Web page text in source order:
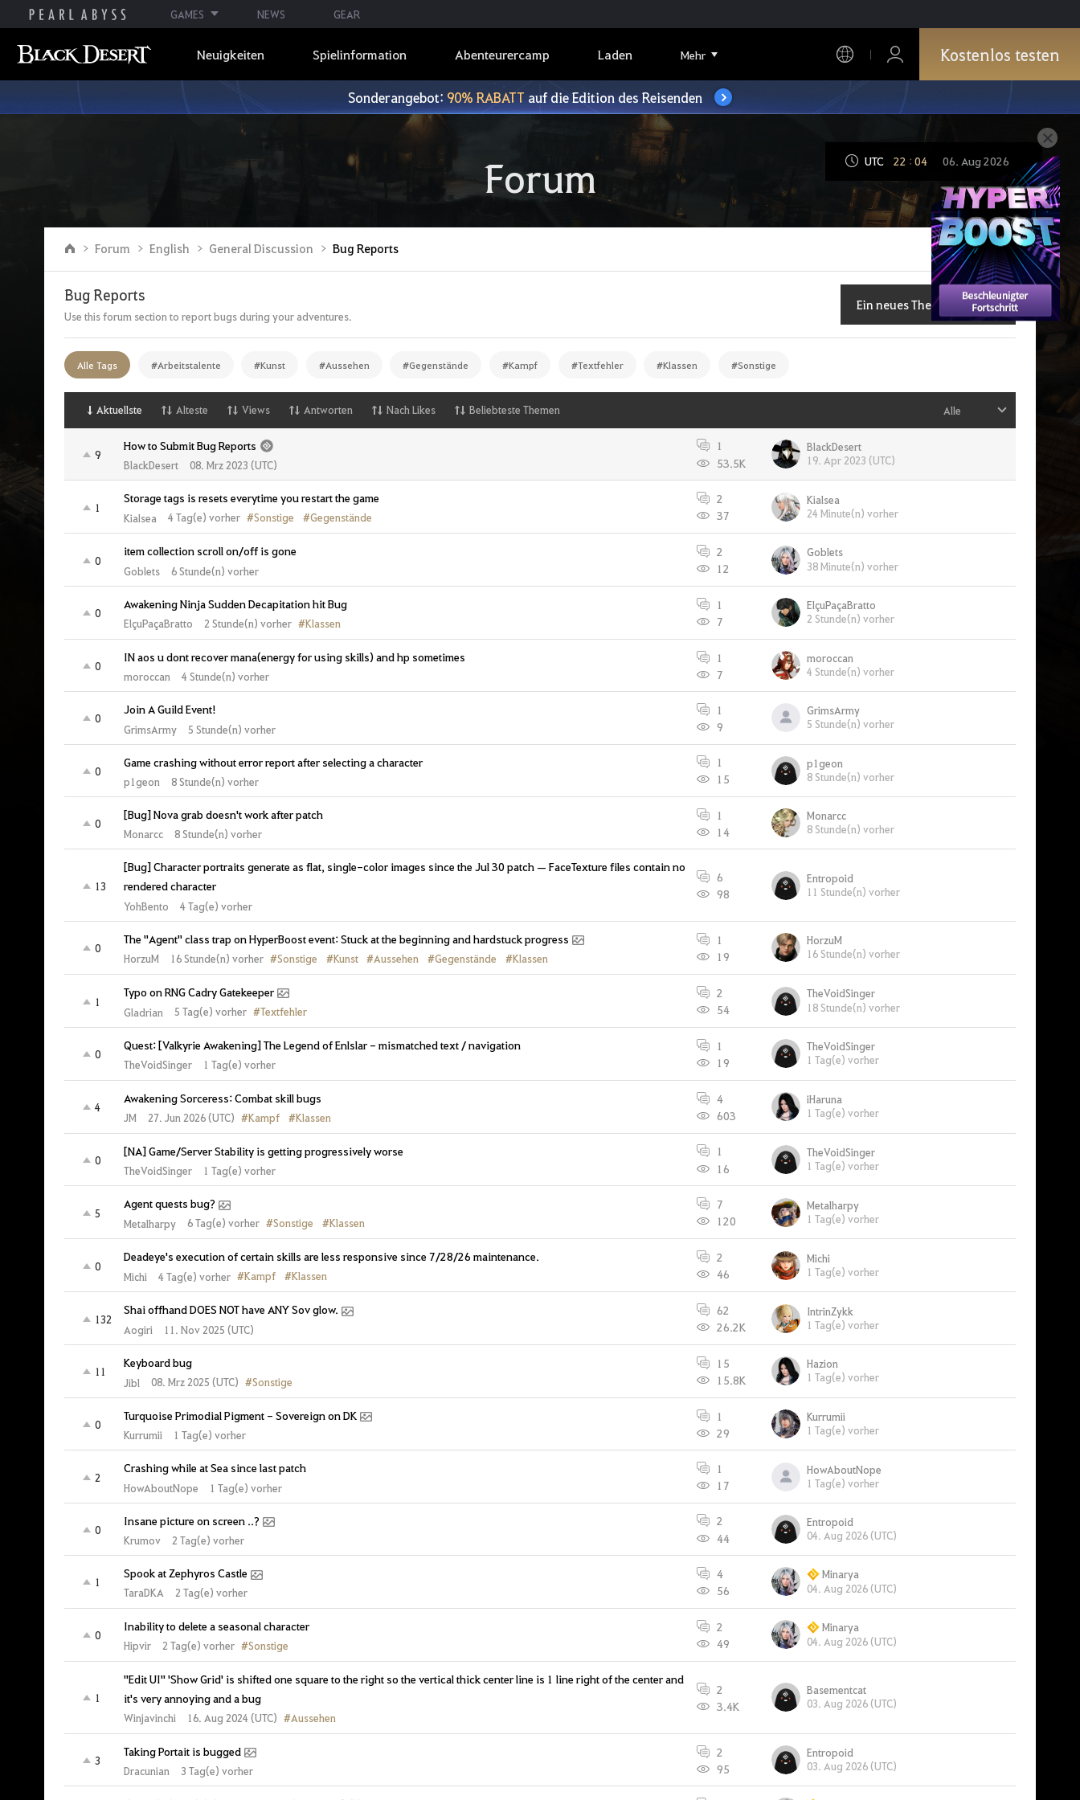
GAMES NEWS GEAR
Neuigkeiten Spielinformation Abenteurercamp Laden Mehr Kostenlos testen
Sonderangebot:90% RABATTauf die Edition des Reisenden
Forum UTC 22 : 04 06. Aug 2026
Z
r
a
p
e
i
e
Forum English General Discussion Bug Reports
Bug Reports
Use this forum section to report bugs during your adventures.
Ein neues Thema eröffnen
Alle Tags #Arbeitstalente #Kunst #Aussehen #Gegenstände #Kampf #Textfehler #Klassen #Sonstige
Aktuellste Alteste Views Antworten Nach Likes Beliebteste Themen Alle
9
How to Submit Bug Reports
BlackDesert 08. Mrz 2023 (UTC)
1
53.5K
BlackDesert
19. Apr 2023 (UTC)
1
Storage tags is resets everytime you restart the game
Kialsea 4 Tag(e) vorher #Sonstige #Gegenstände
2
37
Kialsea
24 Minute(n) vorher
0
item collection scroll on/off is gone
Goblets 6 Stunde(n) vorher
2
12
Goblets
38 Minute(n) vorher
0
Awakening Ninja Sudden Decapitation hit Bug
ElçuPaçaBratto 2 Stunde(n) vorher #Klassen
1
7
ElçuPaçaBratto
2 Stunde(n) vorher
0
IN aos u dont recover mana(energy for using skills) and hp sometimes
moroccan 4 Stunde(n) vorher
1
7
moroccan
4 Stunde(n) vorher
0
Join A Guild Event!
GrimsArmy 5 Stunde(n) vorher
1
9
GrimsArmy
5 Stunde(n) vorher
0
Game crashing without error report after selecting a character
p1geon 8 Stunde(n) vorher
1
15
p1geon
8 Stunde(n) vorher
0
[Bug] Nova grab doesn't work after patch
Monarcc 8 Stunde(n) vorher
1
14
Monarcc
8 Stunde(n) vorher
13
[Bug] Character portraits generate as flat, single-color images since the Jul 30 patch — FaceTexture files contain no
rendered character
YohBento 4 Tag(e) vorher
6
98
Entropoid
11 Stunde(n) vorher
0
The "Agent" class trap on HyperBoost event: Stuck at the beginning and hardstuck progress
HorzuM 16 Stunde(n) vorher #Sonstige #Kunst #Aussehen #Gegenstände #Klassen
1
19
HorzuM
16 Stunde(n) vorher
1
Typo on RNG Cadry Gatekeeper
Gladrian 5 Tag(e) vorher #Textfehler
2
54
TheVoidSinger
18 Stunde(n) vorher
0
Quest: [Valkyrie Awakening] The Legend of Enlslar - mismatched text / navigation
TheVoidSinger 1 Tag(e) vorher
1
19
TheVoidSinger
1 Tag(e) vorher
4
Awakening Sorceress: Combat skill bugs
JM 27. Jun 2026 (UTC) #Kampf #Klassen
4
603
iHaruna
1 Tag(e) vorher
0
[NA] Game/Server Stability is getting progressively worse
TheVoidSinger 1 Tag(e) vorher
1
16
TheVoidSinger
1 Tag(e) vorher
5
Agent quests bug?
Metalharpy 6 Tag(e) vorher #Sonstige #Klassen
7
120
Metalharpy
1 Tag(e) vorher
0
Deadeye's execution of certain skills are less responsive since 7/28/26 maintenance.
Michi 4 Tag(e) vorher #Kampf #Klassen
2
46
Michi
1 Tag(e) vorher
132
Shai offhand DOES NOT have ANY Sov glow.
Aogiri 11. Nov 2025 (UTC)
62
26.2K
IntrinZykk
1 Tag(e) vorher
11
Keyboard bug
Jibl 08. Mrz 2025 (UTC) #Sonstige
15
15.8K
Hazion
1 Tag(e) vorher
0
Turquoise Primodial Pigment - Sovereign on DK
Kurrumii 1 Tag(e) vorher
1
29
Kurrumii
1 Tag(e) vorher
2
Crashing while at Sea since last patch
HowAboutNope 1 Tag(e) vorher
1
17
HowAboutNope
1 Tag(e) vorher
0
Insane picture on screen ..?
Krumov 2 Tag(e) vorher
2
44
Entropoid
04. Aug 2026 (UTC)
1
Spook at Zephyros Castle
TaraDKA 2 Tag(e) vorher
4
56
Minarya
04. Aug 2026 (UTC)
0
Inability to delete a seasonal character
Hipvir 2 Tag(e) vorher #Sonstige
2
49
Minarya
04. Aug 2026 (UTC)
1
"Edit UI" 'Show Grid' is shifted one square to the right so the vertical thick center line is 1 line right of the center and
it's very annoying and a bug
Winjavinchi 16. Aug 2024 (UTC) #Aussehen
2
3.4K
Basementcat
03. Aug 2026 (UTC)
3
Taking Portait is bugged
Dracunian 3 Tag(e) vorher
2
95
Entropoid
03. Aug 2026 (UTC)